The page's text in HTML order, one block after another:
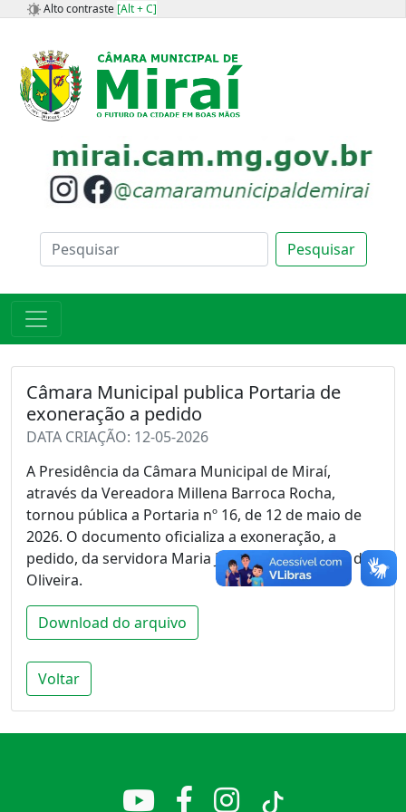
Alto contraste [Alt + C]
Pesquisar
Câmara Municipal publica Portaria de
exoneração a pedido
DATA CRIAÇÃO: 12-05-2026
A Presidência da Câmara Municipal de Miraí,
através da Vereadora Millena Barroca Rocha,
tornou pública a Portaria nº 16, de 12 de maio de
2026. O documento oficializa a exoneração, a
pedido, da servidora Maria Júlia Zanela Ferreira de
Oliveira.
Download do arquivo
Voltar